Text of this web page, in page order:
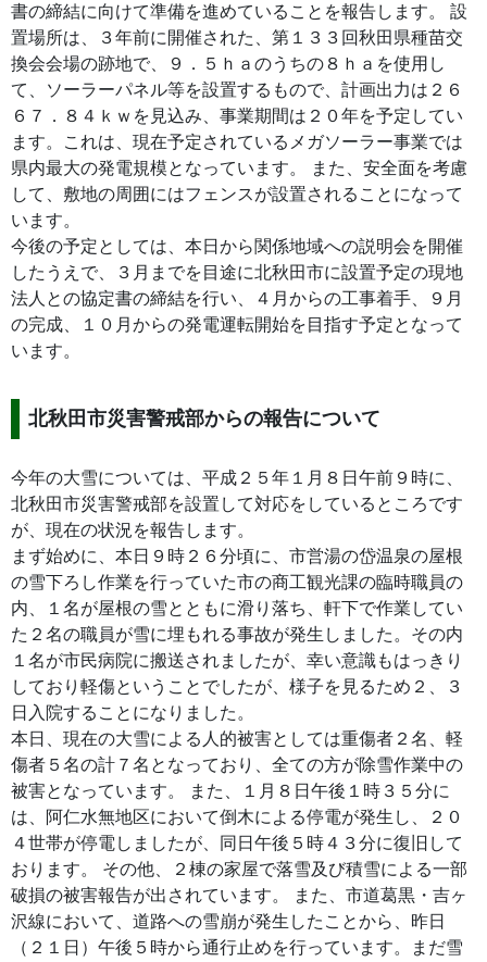
書の締結に向けて準備を進めていることを報告します。 設
置場所は、３年前に開催された、第１３３回秋田県種苗交
換会会場の跡地で、９．５ｈａのうちの８ｈａを使用し
て、ソーラーパネル等を設置するもので、計画出力は２６
６７．８４ｋｗを見込み、事業期間は２０年を予定してい
ます。これは、現在予定されているメガソーラー事業では
県内最大の発電規模となっています。 また、安全面を考慮
して、敷地の周囲にはフェンスが設置されることになって
います。
今後の予定としては、本日から関係地域への説明会を開催
したうえで、３月までを目途に北秋田市に設置予定の現地
法人との協定書の締結を行い、４月からの工事着手、９月
の完成、１０月からの発電運転開始を目指す予定となって
います。
北秋田市災害警戒部からの報告について
今年の大雪については、平成２５年１月８日午前９時に、
北秋田市災害警戒部を設置して対応をしているところです
が、現在の状況を報告します。
まず始めに、本日９時２６分頃に、市営湯の岱温泉の屋根
の雪下ろし作業を行っていた市の商工観光課の臨時職員の
内、１名が屋根の雪とともに滑り落ち、軒下で作業してい
た２名の職員が雪に埋もれる事故が発生しました。その内
１名が市民病院に搬送されましたが、幸い意識もはっきり
しており軽傷ということでしたが、様子を見るため２、３
日入院することになりました。
本日、現在の大雪による人的被害としては重傷者２名、軽
傷者５名の計７名となっており、全ての方が除雪作業中の
被害となっています。 また、１月８日午後１時３５分に
は、阿仁水無地区において倒木による停電が発生し、２０
４世帯が停電しましたが、同日午後５時４３分に復旧して
おります。 その他、２棟の家屋で落雪及び積雪による一部
破損の被害報告が出されています。 また、市道葛黒・吉ヶ
沢線において、道路への雪崩が発生したことから、昨日
（２１日）午後５時から通行止めを行っています。まだ雪